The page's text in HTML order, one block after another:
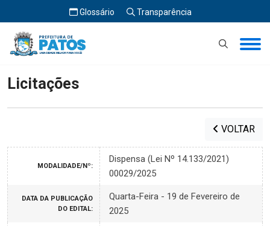
Glossário Transparência
Início Licitações
Licitações
VOLTAR
MODALIDADE/Nº:
Dispensa (Lei Nº 14.133/2021)
00029/2025
DATA DA PUBLICAÇÃO
DO EDITAL:
Quarta-Feira - 19 de Fevereiro de
2025